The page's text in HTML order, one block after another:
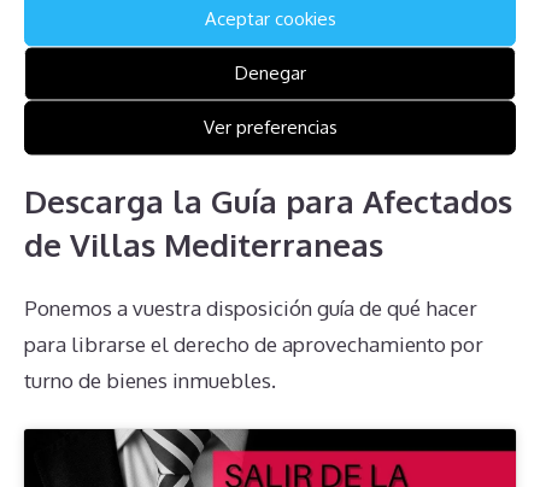
Aceptar cookies
Denegar
Ver preferencias
poco clara. Es crucial que los propietarios busquen
asesoramiento legal y financiero adecuado para
manejar estas dificultades de la mejor manera
Descarga la Guía para Afectados
de Villas Mediterraneas
Ponemos a vuestra disposición guía de qué hacer
para librarse el derecho de aprovechamiento por
turno de bienes inmuebles.